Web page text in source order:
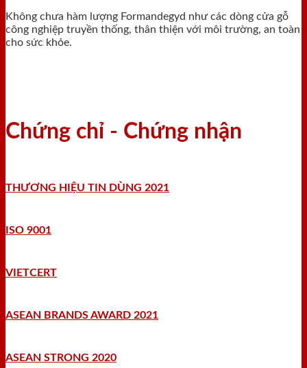
Không chưa hàm lượng Formandegyd như các dòng cửa gỗ
công nghiệp truyền thống, thân thiện với môi trường, an toàn
cho sức khỏe.
Chứng chỉ - Chứng nhận
THƯƠNG HIỆU TIN DÙNG 2021
ISO 9001
VIETCERT
ASEAN BRANDS AWARD 2021
ASEAN STRONG 2020